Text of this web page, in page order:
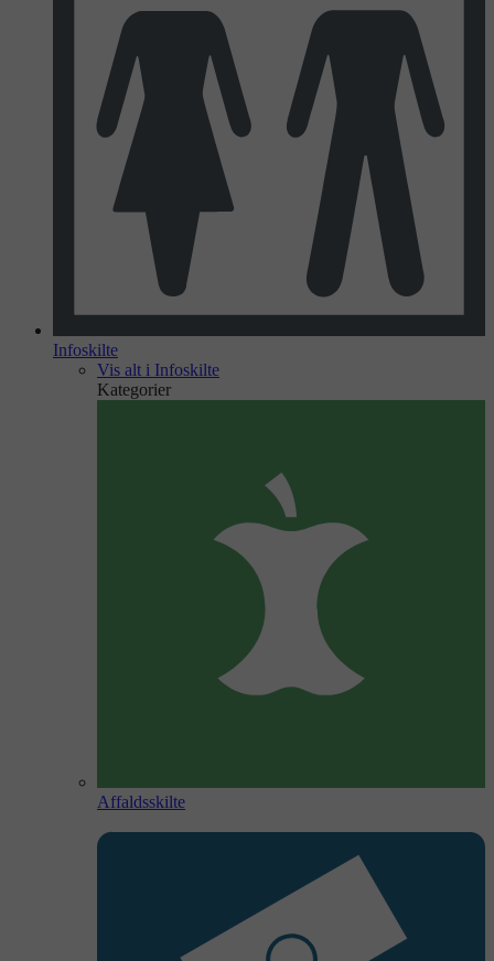
Infoskilte
Vis alt i Infoskilte
Kategorier
Affaldsskilte